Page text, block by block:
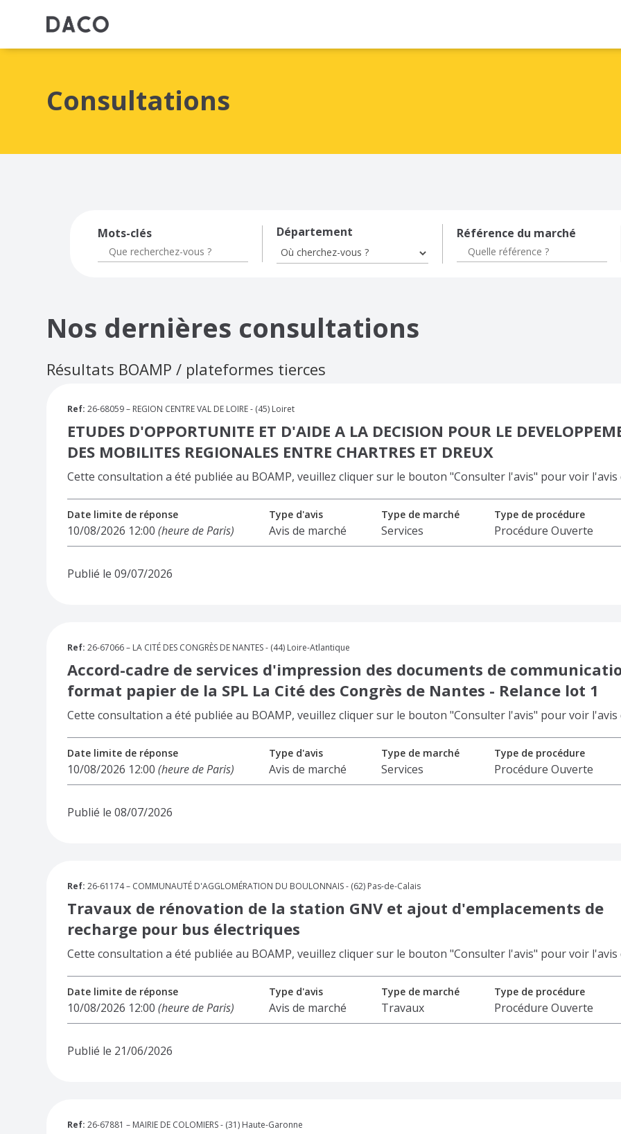
Consultations
Mots-clés Département Référence du marché
Nos dernières consultations
Résultats BOAMP / plateformes tierces
Ref: 26-68059 – REGION CENTRE VAL DE LOIRE - (45) Loiret
ETUDES D'OPPORTUNITE ET D'AIDE A LA DECISION POUR LE
DES MOBILITES REGIONALES ENTRE CHARTRES ET DREUX
Cette consultation a été publiée au BOAMP, veuillez cliquer sur le bouton "Consulter l'avis" pour voir l'avis
Date limite de réponse
10/08/2026 12:00(heure de Paris)
Type d'avis
Avis de marché
Type de marché
Services
Type de procédure
Procédure Ouverte
Publié le 09/07/2026
Ref: 26-67066 – LA CITÉ DES CONGRÈS DE NANTES - (44) Loire-Atlantique
Accord-cadre de services d'impression des documents de
format papier de la SPL La Cité des Congrès de Nantes - Relance lot 1
Cette consultation a été publiée au BOAMP, veuillez cliquer sur le bouton "Consulter l'avis" pour voir l'avis
Date limite de réponse
10/08/2026 12:00(heure de Paris)
Type d'avis
Avis de marché
Type de marché
Services
Type de procédure
Procédure Ouverte
Publié le 08/07/2026
Ref: 26-61174 – COMMUNAUTÉ D'AGGLOMÉRATION DU BOULONNAIS - (62) Pas-de-Calais
Travaux de rénovation de la station GNV et ajout d'emplacements de
recharge pour bus électriques
Cette consultation a été publiée au BOAMP, veuillez cliquer sur le bouton "Consulter l'avis" pour voir l'avis
Date limite de réponse
10/08/2026 12:00(heure de Paris)
Type d'avis
Avis de marché
Type de marché
Travaux
Type de procédure
Procédure Ouverte
Publié le 21/06/2026
Ref: 26-67881 – MAIRIE DE COLOMIERS - (31) Haute-Garonne